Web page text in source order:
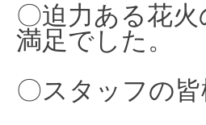
〇迫力ある花
満足でした。
〇スタッフの